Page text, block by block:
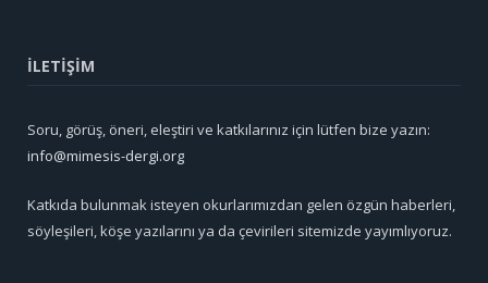
İLETİŞİM
Soru, görüş, öneri, eleştiri ve katkılarınız için lütfen bize yazın:
info@mimesis-dergi.org
Katkıda bulunmak isteyen okurlarımızdan gelen özgün haberleri,
söyleşileri, köşe yazılarını ya da çevirileri sitemizde yayımlıyoruz.